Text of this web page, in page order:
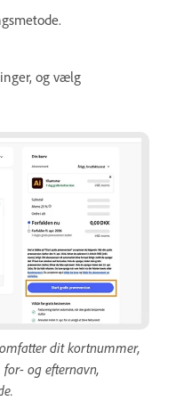
og vælg
dit kortnummer,
og efternavn,